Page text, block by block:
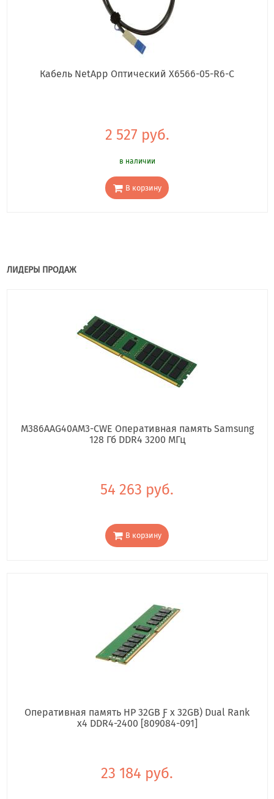
Кабель NetApp Оптический X6566-05-R6-C
2 527 руб.
в наличии
В корзину
ЛИДЕРЫ ПРОДАЖ
M386AAG40AM3-CWE Оперативная память Samsung
128 Гб DDR4 3200 МГц
54 263 руб.
В корзину
Оперативная память HP 32GB Ƒ x 32GB) Dual Rank
x4 DDR4-2400 [809084-091]
23 184 руб.